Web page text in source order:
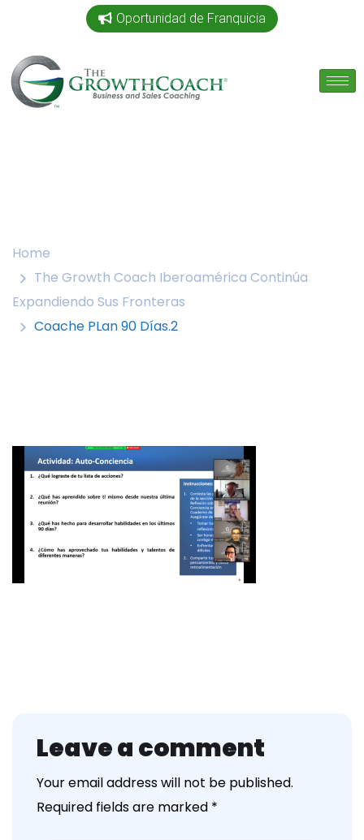
Oportunidad de Franquicia
Home
The Growth Coach Iberoamérica Continúa
Expandiendo Sus Fronteras
Coache PLan 90 Días.2
Leave a comment
Your email address will not be published.
Required fields are marked *